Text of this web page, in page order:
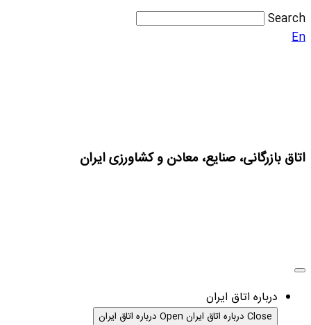
Search
En
اتاق بازرگانی، صنایع، معادن و کشاورزی ایران
درباره اتاق ایران
Close درباره اتاق ایران Open درباره اتاق ایران